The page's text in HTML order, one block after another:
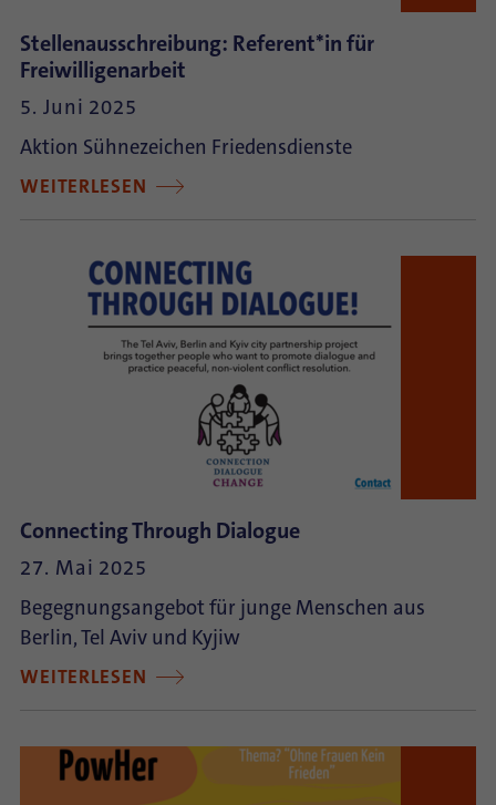
Stellenausschreibung: Referent*in für
Freiwilligenarbeit
5. Juni 2025
Aktion Sühnezeichen Friedensdienste
WEITERLESEN
Connecting Through Dialogue
27. Mai 2025
Begegnungsangebot für junge Menschen aus
Berlin, Tel Aviv und Kyjiw
WEITERLESEN